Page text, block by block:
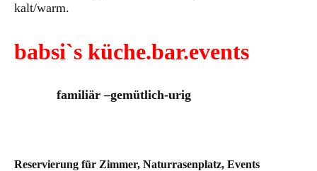
kalt/warm.
babsi`s küche.bar.events
familiär –gemütlich-urig
Reservierung für Zimmer, Naturrasenplatz, Events